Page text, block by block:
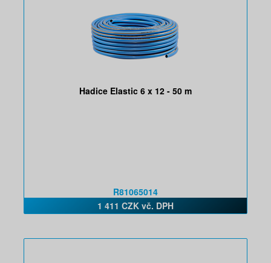
Hadice Elastic 6 x 12 - 50 m
R81065014
1 411 CZK vč. DPH